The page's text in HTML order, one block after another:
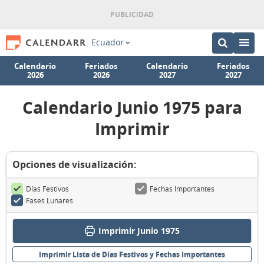
Ecuador
Calendario
2026
Feriados
2026
Calendario
2027
Feriados
2027
Calendario Junio 1975 para
Imprimir
Opciones de visualización:
Días Festivos
Fechas Importantes
Fases Lunares
Imprimir Junio 1975
Imprimir Lista de Días Festivos y Fechas Importantes